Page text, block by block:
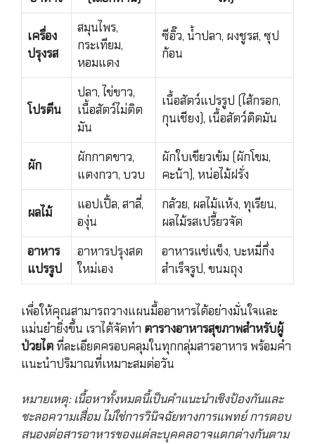
เครื่อง
ปรุงรส
สมุนไพร,
กระเทียม,
หอมแดง
ซีอิ๊ว, น้ำปลา, ผงชูรส, ซุป
ก้อน
โปรตีน
ปลา, ไข่ขาว,
เนื้อสัตว์ไม่ติด
มัน
เนื้อสัตว์แปรรูป (ไส้กรอก,
กุนเชียง), เนื้อสัตว์ติดมัน
ผัก
ผักกาดขาว,
แตงกวา, บวบ
ผักใบเขียวเข้ม (ผักโขม,
คะน้า), หน่อไม้ฝรั่ง
ผลไม้
แอปเปิ้ล, สาลี่,
องุ่น
กล้วย, ผลไม้แห้ง, ทุเรียน,
ผลไม้รสเปรี้ยวจัด
อาหาร
แปรรูป
อาหารปรุงสด
ใหม่เอง
อาหารแช่แข็ง, บะหมี่กึ่ง
สำเร็จรูป, ขนมถุง
เพื่อให้คุณสามารถวางแผนมื้ออาหารได้อย่างมั่นใจและ
แม่นยำยิ่งขึ้น เราได้จัดทำ ตารางอาหารสุขภาพสำหรับผู้
ป่วยไตที่ละเอียดครอบคลุมในทุกกลุ่มสารอาหาร พร้อมคำ
แนะนำปริมาณที่เหมาะสมต่อวัน
หมายเหตุ: เนื้อหาทั้งหมดนี้เป็นคำแนะนำเชิงป้องกันและ
ชะลอความเสื่อม ไม่ใช่การวินิจฉัยทางการแพทย์ การตอบ
สนองต่อสารอาหารของแต่ละบุคคลอาจแตกต่างกันตาม